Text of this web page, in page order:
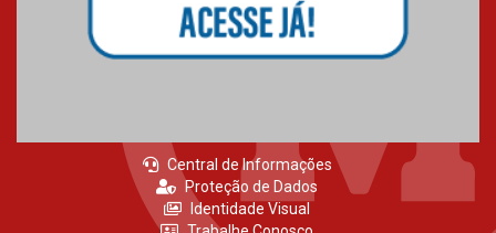
Central de Informações
Proteção de Dados
Identidade Visual